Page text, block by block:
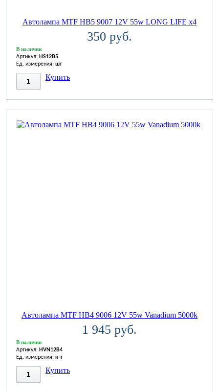
Автолампа MTF HB5 9007 12V 55w LONG LIFE x4
350 руб.
В наличии
Артикул: HS12B5
Ед. измерения: шт
Купить
Автолампа MTF HB4 9006 12V 55w Vanadium 5000k
1 945 руб.
В наличии
Артикул: HVN12B4
Ед. измерения: к-т
Купить